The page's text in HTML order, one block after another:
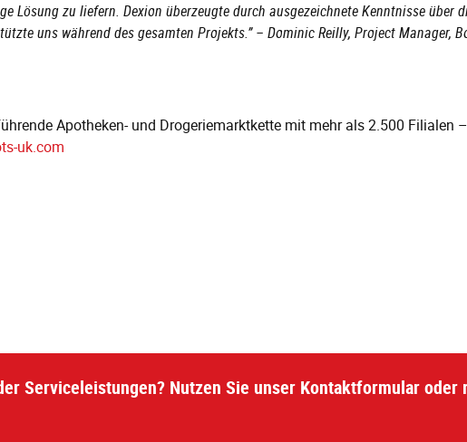
Lösung zu liefern. Dexion überzeugte durch ausgezeichnete Kenntnisse über
uns während des gesamten Projekts.” – Dominic Reilly, Project Manager,
Apotheken- und Drogeriemarktkette mit mehr als 2.500 Filialen
uk.com
Serviceleistungen? Nutzen Sie unser Kontaktformular oder